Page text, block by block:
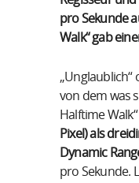
pro Sekunde
Walk“ gab
„Unglaublich“
von dem was
Halftime
Pixel) als
Dynamic
pro Sekunde.